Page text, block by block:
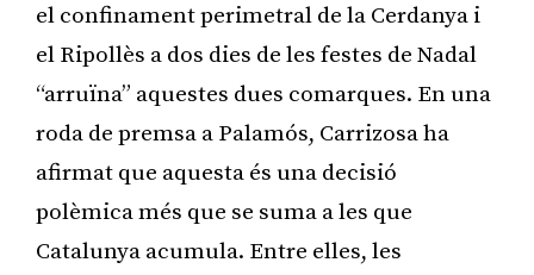
el confinament perimetral de la Cerdanya i
el Ripollès a dos dies de les festes de Nadal
“arruïna” aquestes dues comarques. En una
roda de premsa a Palamós, Carrizosa ha
afirmat que aquesta és una decisió
polèmica més que se suma a les que
Catalunya acumula. Entre elles, les